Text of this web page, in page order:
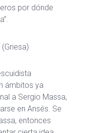
por dónde
ámbitos ya
a Sergio Massa,
en Ansés. Se
entonces